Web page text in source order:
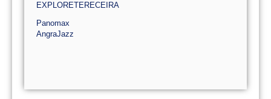
EXPLORETERECEIRA
Panomax
AngraJazz